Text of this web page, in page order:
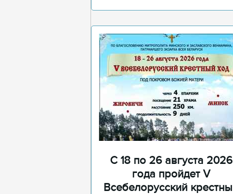
С 18 по 26 августа 2026
года пройдет V
Всебелорусский